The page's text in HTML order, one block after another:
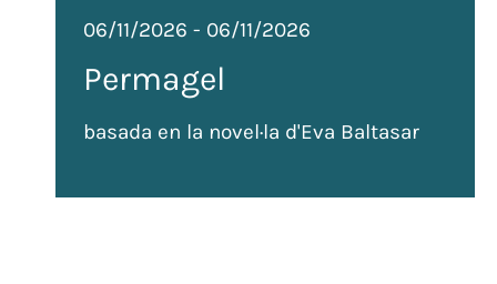
06/11/2026 - 06/11/2026
Permagel
basada en la novel·la d'Eva Baltasar